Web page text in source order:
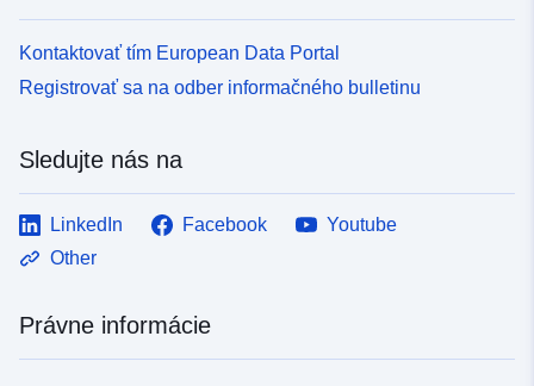
Kontaktovať tím European Data Portal
Registrovať sa na odber informačného bulletinu
Sledujte nás na
LinkedIn Facebook
Youtube
Other
Právne informácie